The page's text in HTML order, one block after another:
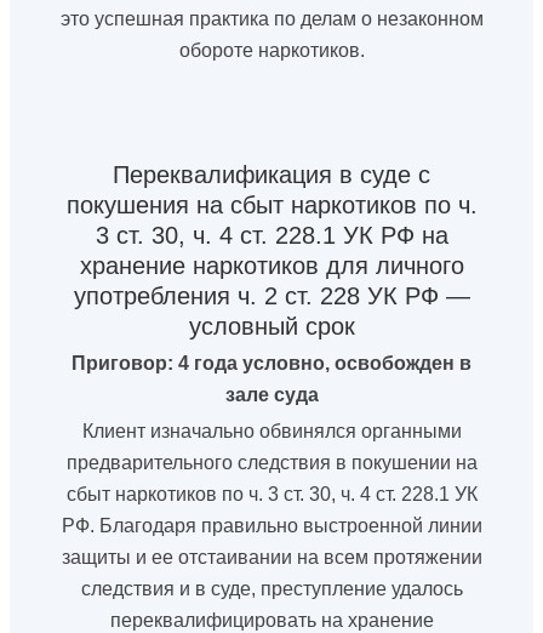
это успешная практика по делам о незаконном
обороте наркотиков.
Переквалификация в суде с
покушения на сбыт наркотиков по ч.
3 ст. 30, ч. 4 ст. 228.1 УК РФ на
хранение наркотиков для личного
употребления ч. 2 ст. 228 УК РФ —
условный срок
Приговор: 4 года условно, освобожден в
зале суда
Клиент изначально обвинялся органными
предварительного следствия в покушении на
сбыт наркотиков по ч. 3 ст. 30, ч. 4 ст. 228.1 УК
РФ. Благодаря правильно выстроенной линии
защиты и ее отстаивании на всем протяжении
следствия и в суде, преступление удалось
переквалифицировать на хранение